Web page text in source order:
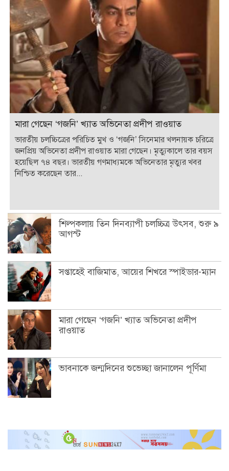
মারা গেছেন ‘গজনি’ খ্যাত অভিনেতা প্রদীপ রাওয়াত
ভারতীয় চলচ্চিত্রের পরিচিত মুখ ও ‘গজনি’ সিনেমার খলনায়ক চরিত্রে
জনপ্রিয় অভিনেতা প্রদীপ রাওয়াত মারা গেছেন। মৃত্যুকালে তার বয়স
হয়েছিল ৭৪ বছর। ভারতীয় গণমাধ্যমকে অভিনেতার মৃত্যুর খবর
নিশ্চিত করেছেন তার...
শিল্পকলায় তিন দিনব্যাপী চলচ্চিত্র উৎসব, শুরু ৯
আগস্ট
সপ্তাহেই বাজিমাত, আয়ের শিখরে স্পাইডার-ম্যান
মারা গেছেন ‘গজনি’ খ্যাত অভিনেতা প্রদীপ
রাওয়াত
ভাবনাকে জন্মদিনের শুভেচ্ছা জানালেন পূর্ণিমা